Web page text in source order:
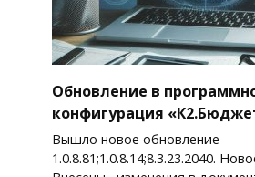
Обновление в
конфигурация
Вышло новое обновление
1.0.8.81;1.0.8.14;8.3.23.2040.